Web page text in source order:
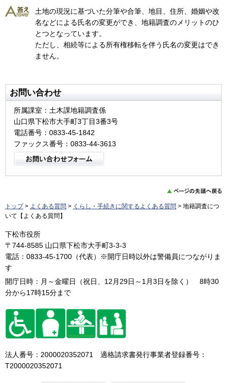
土地の現況に基づいた分筆や合筆、地目、住所、婚姻や改
名などによる氏名の変更ができ、地籍調査のメリットのひ
とつとなっています。
ただし、相続等による所有権移転を伴う氏名の変更はでき
ません。
お問い合わせ
所属課室：土木課地籍調査係
山口県下松市大手町3丁目3番3号
電話番号：0833-45-1842
ファックス番号：0833-44-3613
トップ> よくある質問 > くらし・手続きに関するよくある質問 > 地籍調査につ
いて【よくある質問】
下松市役所
〒744-8585 山口県下松市大手町3-3-3
電話：0833-45-1700（代表）※開庁日時以外は警備員につながりま
す
開庁日時：月～金曜日（祝日、12月29日～1月3日を除く） 8時30
分から17時15分まで
法人番号：2000020352071 適格請求書発行事業者登録番号：
T2000020352071